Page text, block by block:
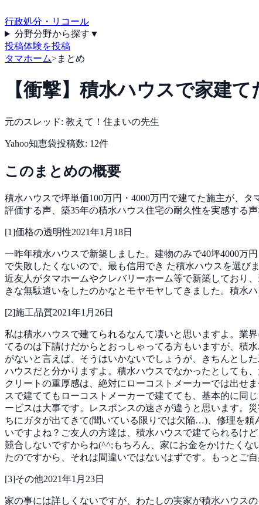
行政処分・リコール
分野分野から探す ▼
投稿体験を投稿
タマホーム>まとめ
【衝撃】積水ハウスで家建
元のスレッド: 教えて！住まいの先生
Yahoo知恵袋投稿数: 12件
このまとめの概要
積水ハウスで坪単価100万円・4000万円で建てた施主が、
評価する声、築35年の積水ハウス住宅の耐久性を実感する
[1]価格の透明性2021年1月18日
一昨年積水ハウスで新築しました。建物のみで40坪4000万
で失敗したくないので、最も信用でき た積水ハウスを選び
近友人がタマホームやクレバリーホーム等で新築しており
きな無駄遣いをしたのかなとモヤモヤしてきました。積水
[2]施工品質2021年1月26日
私は積水ハウスで建てられるなんて凄いと思いますよ。業
てるのは下請けだからとおっしゃってる方もいますが、積
がないと言えば、そうはいかないでしょうが、きちんとし
ハウスだと分かりますよ。積水ハウスでなかったとしても
クリートの重厚感は、絶対にローコストメーカーでは出せ
スで建ててもローコストメーカーで建てても、基本的に同
ービスは大事です。レスポンスの速さが違うと思います。
ちにガタが出てきて(聞いている限りでは欠陥…)、修理を
いですよね？ご友人の方達は、積水ハウスで建てられるけ
競合しないですからね(^^;もちろん、家にお金をかけたく
たのですから、それは間違いではないはずです。もっとご
[3]その他2021年1月23日
家の事には詳しくないですが、わたしの実家が積水ハウス